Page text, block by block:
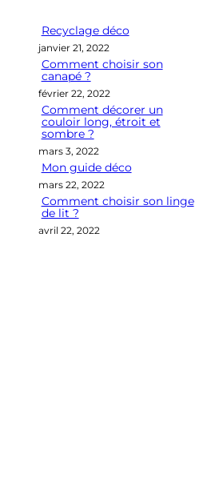
r
c
h
e
r
Recyclage déco
janvier 21, 2022
Comment choisir son
canapé ?
février 22, 2022
Comment décorer un
couloir long, étroit et
sombre ?
mars 3, 2022
Mon guide déco
mars 22, 2022
Comment choisir son linge
de lit ?
avril 22, 2022